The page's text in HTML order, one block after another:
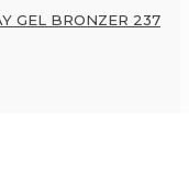
GEL BRONZER 237